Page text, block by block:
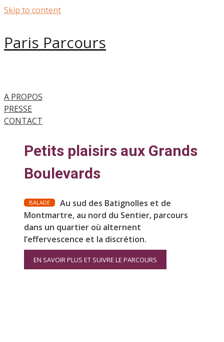
Skip to content
Paris Parcours
A PROPOS
PRESSE
CONTACT
Petits plaisirs aux Grands
Boulevards
BALADE
Au sud des Batignolles et de
Montmartre, au nord du Sentier, parcours
dans un quartier où alternent
l’effervescence et la discrétion.
EN SAVOIR PLUS ET SUIVRE LE PARCOURS